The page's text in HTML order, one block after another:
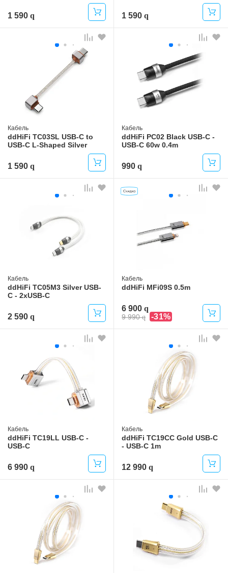
1 590 1 590
Кабель
ddHiFi TC03SL USB-C to
USB-C L-Shaped Silver
1 590
Кабель
ddHiFi PC02 Black USB-C -
USB-C 60w 0.4m
990
Кабель
ddHiFi TC05M3 Silver USB-
C - 2xUSB-C
2 590
Кабель
ddHiFi MFi09S 0.5m
6 900
9 990 -31%
Кабель
ddHiFi TC19LL USB-C -
USB-C
6 990
Кабель
ddHiFi TC19CC Gold USB-C
- USB-C 1m
12 990